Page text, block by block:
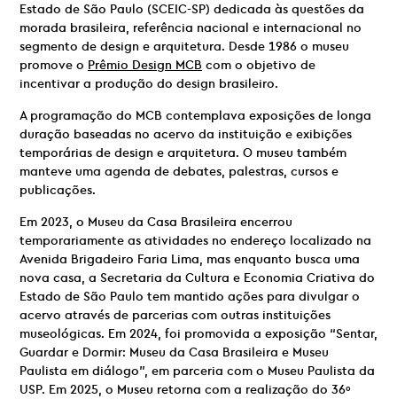
Estado de São Paulo (SCEIC-SP) dedicada às questões da
morada brasileira, referência nacional e internacional no
segmento de design e arquitetura. Desde 1986 o museu
promove o Prêmio Design MCB com o objetivo de
incentivar a produção do design brasileiro.
A programação do MCB contemplava exposições de longa
duração baseadas no acervo da instituição e exibições
temporárias de design e arquitetura. O museu também
manteve uma agenda de debates, palestras, cursos e
publicações.
Em 2023, o Museu da Casa Brasileira encerrou
temporariamente as atividades no endereço localizado na
Avenida Brigadeiro Faria Lima, mas enquanto busca uma
nova casa, a Secretaria da Cultura e Economia Criativa do
Estado de São Paulo tem mantido ações para divulgar o
acervo através de parcerias com outras instituições
museológicas. Em 2024, foi promovida a exposição “Sentar,
Guardar e Dormir: Museu da Casa Brasileira e Museu
Paulista em diálogo”, em parceria com o Museu Paulista da
USP. Em 2025, o Museu retorna com a realização do 36º